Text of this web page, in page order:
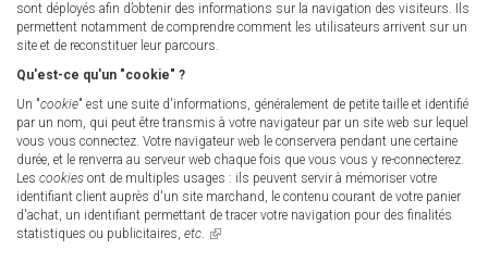
sont déployés afin d’obtenir des informations sur la navigation des visiteurs. Ils
permettent notamment de comprendre comment les utilisateurs arrivent sur un
site et de reconstituer leur parcours.
Qu'est-ce qu'un "cookie" ?
Un "cookie" est une suite d'informations, généralement de petite taille et identifié
par un nom, qui peut être transmis à votre navigateur par un site web sur lequel
vous vous connectez. Votre navigateur web le conservera pendant une certaine
durée, et le renverra au serveur web chaque fois que vous vous y re-connecterez.
Les cookies ont de multiples usages : ils peuvent servir à mémoriser votre
identifiant client auprès d'un site marchand, le contenu courant de votre panier
d'achat, un identifiant permettant de tracer votre navigation pour des finalités
statistiques ou publicitaires, etc. (link